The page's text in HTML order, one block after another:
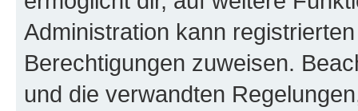
Administration kann
Berechtigungen zuweisen.
und die verwandten